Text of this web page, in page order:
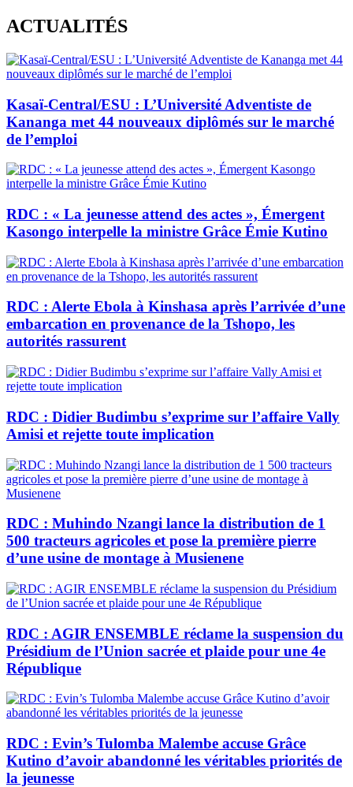
Skip
to
content
ACTUALITÉS
Kasaï-Central/ESU : L’Université Adventiste de
Kananga met 44 nouveaux diplômés sur le marché
de l’emploi
RDC : « La jeunesse attend des actes », Émergent
Kasongo interpelle la ministre Grâce Émie Kutino
RDC : Alerte Ebola à Kinshasa après l’arrivée d’une
embarcation en provenance de la Tshopo, les
autorités rassurent
RDC : Didier Budimbu s’exprime sur l’affaire Vally
Amisi et rejette toute implication
RDC : Muhindo Nzangi lance la distribution de 1
500 tracteurs agricoles et pose la première pierre
d’une usine de montage à Musienene
RDC : AGIR ENSEMBLE réclame la suspension du
Présidium de l’Union sacrée et plaide pour une 4e
République
RDC : Evin’s Tulomba Malembe accuse Grâce
Kutino d’avoir abandonné les véritables priorités de
la jeunesse